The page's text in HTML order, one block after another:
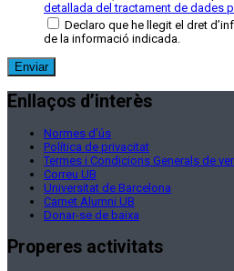
detallada del tractament de dades
Declaro que he llegit el dret
de la informació indicada.
Enllaços d’interès
Normes d’ús
Política de privacitat
Termes i Condicions Generals de
Correu UB
Universitat de Barcelona
Carnet Alumni UB
Donar-se de baixa
Properes activitats